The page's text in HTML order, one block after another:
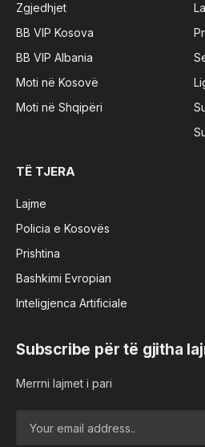
Zgjedhjet
BB VIP Kosova
BB VIP Albania
Moti në Kosovë
Moti në Shqipëri
TË TJERA
Lajme
Policia e Kosovës
Prishtina
Bashkimi Evropian
Inteligjenca Artificiale
Subscribe për të gjitha
Merrni lajmet i pari